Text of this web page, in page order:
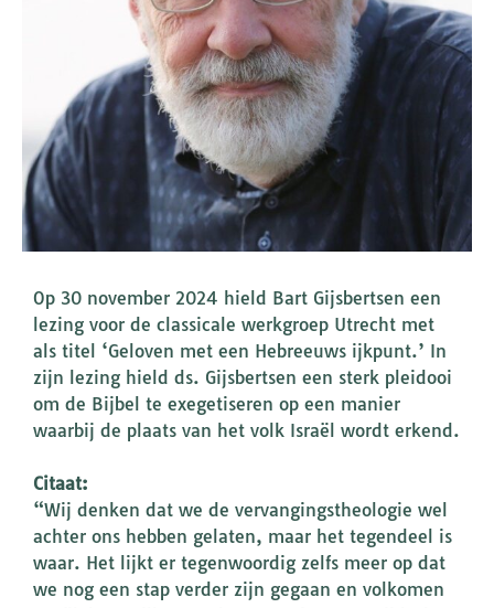
Op 30 november 2024 hield Bart Gijsbertsen een
lezing voor de classicale werkgroep Utrecht met
als titel ‘Geloven met een Hebreeuws ijkpunt.’ In
zijn lezing hield ds. Gijsbertsen een sterk pleidooi
om de Bijbel te exegetiseren op een manier
waarbij de plaats van het volk Israël wordt erkend.
Citaat:
“Wij denken dat we de vervangingstheologie wel
achter ons hebben gelaten, maar het tegendeel is
waar. Het lijkt er tegenwoordig zelfs meer op dat
we nog een stap verder zijn gegaan en volkomen